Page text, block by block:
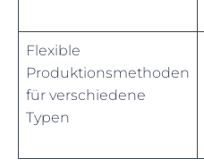
Flexible
Produktionsmethoden
für verschiedene
Typen